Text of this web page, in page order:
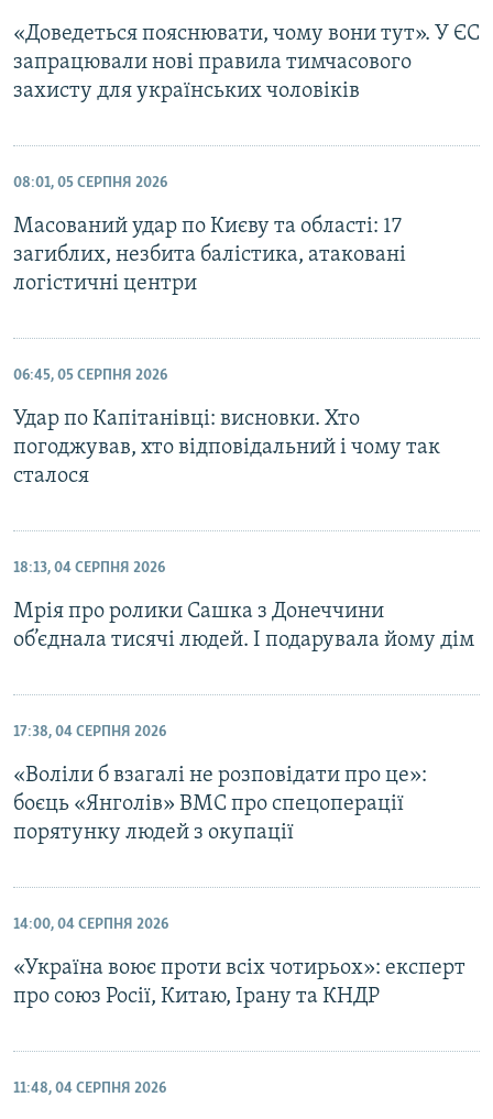
«Доведеться пояснювати, чому вони тут». У ЄС
запрацювали нові правила тимчасового
захисту для українських чоловіків
08:01, 05 СЕРПНЯ 2026
Масований удар по Києву та області: 17
загиблих, незбита балістика, атаковані
логістичні центри
06:45, 05 СЕРПНЯ 2026
Удар по Капітанівці: висновки. Хто
погоджував, хто відповідальний і чому так
сталося
18:13, 04 СЕРПНЯ 2026
Мрія про ролики Сашка з Донеччини
об’єднала тисячі людей. І подарувала йому дім
17:38, 04 СЕРПНЯ 2026
«Воліли б взагалі не розповідати про це»:
боєць «Янголів» ВМС про спецоперації
порятунку людей з окупації
14:00, 04 СЕРПНЯ 2026
«Україна воює проти всіх чотирьох»: експерт
про союз Росії, Китаю, Ірану та КНДР
11:48, 04 СЕРПНЯ 2026